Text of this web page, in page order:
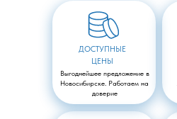
ДОСТУПНЫЕ
ЦЕНЫ
Выгоднейшее предложение в
Новосибирске. Работаем на
доверие